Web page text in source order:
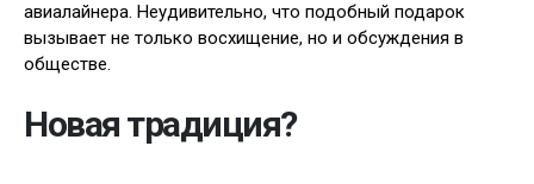
авиалайнера. Неудивительно, что подобный подарок
вызывает не только восхищение, но и обсуждения в
обществе.
Новая традиция?